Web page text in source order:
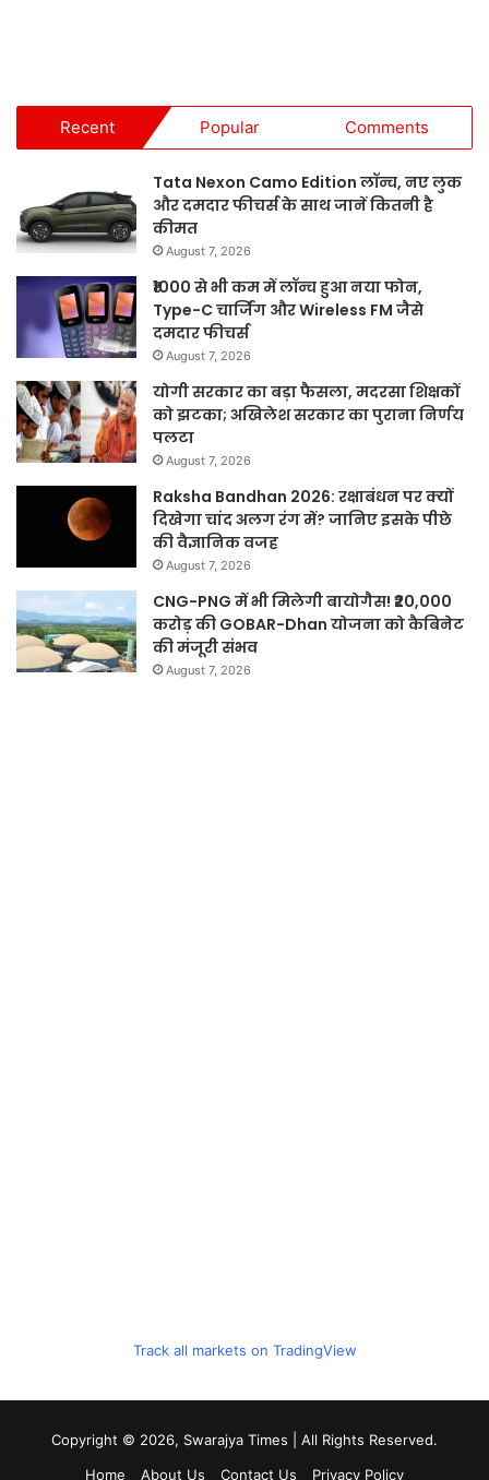
Recent Popular Comments
Tata Nexon Camo Edition लॉन्च, नए लुक
और दमदार फीचर्स के साथ जानें कितनी है
कीमत
August 7, 2026
₹1000 से भी कम में लॉन्च हुआ नया फोन,
Type-C चार्जिंग और Wireless FM जैसे
दमदार फीचर्स
August 7, 2026
योगी सरकार का बड़ा फैसला, मदरसा शिक्षकों
को झटका; अखिलेश सरकार का पुराना निर्णय
पलटा
August 7, 2026
Raksha Bandhan 2026: रक्षाबंधन पर क्यों
दिखेगा चांद अलग रंग में? जानिए इसके पीछे
की वैज्ञानिक वजह
August 7, 2026
CNG-PNG में भी मिलेगी बायोगैस! ₹20,000
करोड़ की GOBAR-Dhan योजना को कैबिनेट
की मंजूरी संभव
August 7, 2026
Track all markets on TradingView
Copyright © 2026, Swarajya Times | All Rights Reserved.
Home
About Us Contact Us Privacy Policy